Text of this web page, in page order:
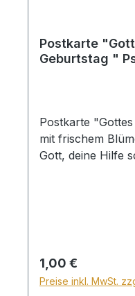
Postkarte
Geburtstag "
Postkarte
mit frischem
Gott, deine Hilfe
Regulärer Preis:
1,00 €
Preise inkl. MwSt.